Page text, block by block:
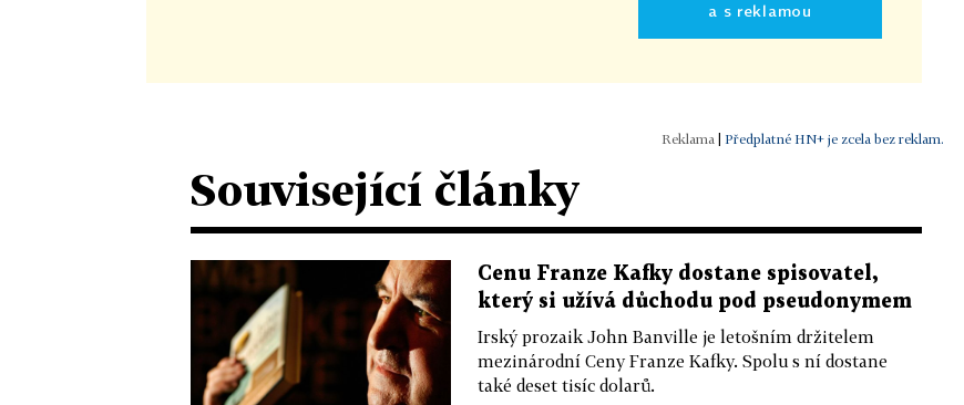
a s reklamou
Předplatné HN+ je zcela bez reklam.
Související články
Cenu Franze Kafky dostane spisovatel,
který si užívá důchodu pod pseudonymem
Irský prozaik John Banville je letošním držitelem
mezinárodní Ceny Franze Kafky. Spolu s ní dostane
také deset tisíc dolarů.